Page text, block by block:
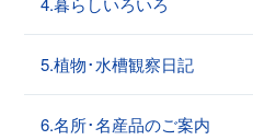
5.植物･水槽観察日記
6.名所･名産品のご案内